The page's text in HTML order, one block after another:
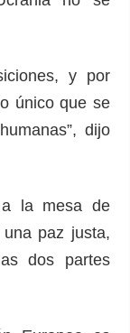
y por
único que se
dijo
la mesa de
paz justa,
dos partes